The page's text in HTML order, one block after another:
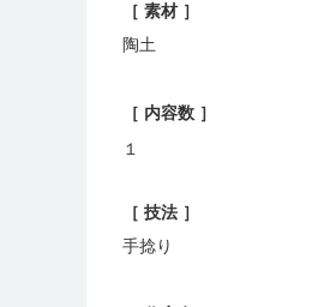
［ 素材 ］
陶土
［ 内容数 ］
１
［ 技法 ］
手捻り